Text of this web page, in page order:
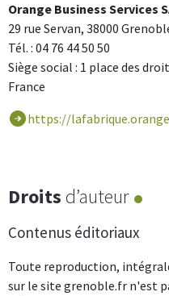
Orange Business Services
29 rue Servan, 38000
Tél. : 04 76 44 50 50
Siège social : 1 place des
France
https://
Droits d’auteur
Contenus éditoriaux
Toute reproduction,
sur le site grenoble.fr n'est